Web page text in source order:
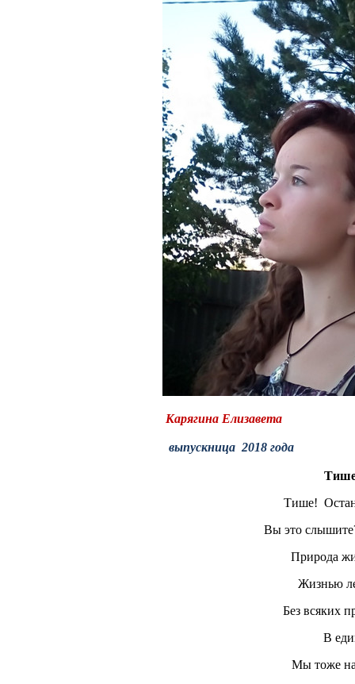
Карягина Елизавета
выпускница 2018 года
Тише!
Вы это
Природа
Жизнью
Без всяких
В
Мы тоже